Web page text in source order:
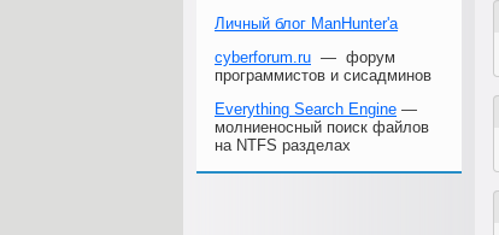
Личный блог ManHunter'а
cyberforum.ru — форум
программистов и сисадминов
Everything Search Engine —
молниеносный поиск файлов
на NTFS разделах